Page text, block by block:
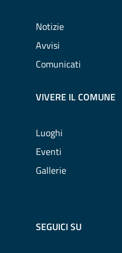
Notizie
Avvisi
Comunicati
VIVERE IL COMUNE
Luoghi
Eventi
Gallerie
SEGUICI SU